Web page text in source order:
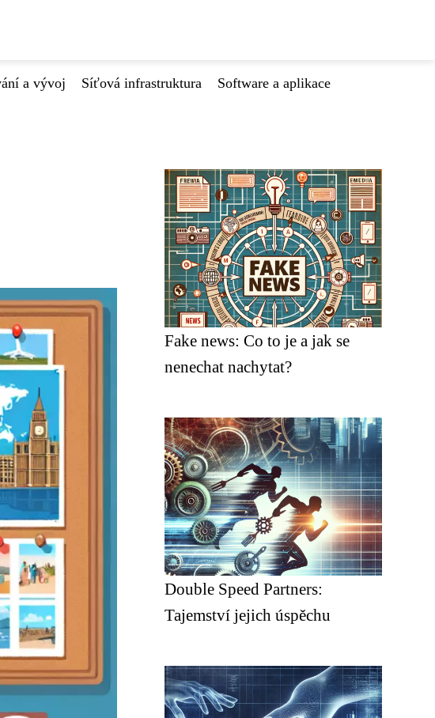
a vývoj Síťová infrastruktura Software a aplikace
Fake news: Co to je a jak se
nenechat nachytat?
Double Speed Partners:
Tajemství jejich úspěchu